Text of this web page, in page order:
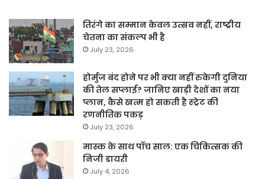
तिरंगे का सम्मान केवल उत्सव नहीं, राष्ट्रीय
चेतना का संकल्प भी है
July 23, 2026
होर्मुज बंद होने पर भी क्या नहीं रुकेगी दुनिया
की तेल सप्लाई? जानिए खाड़ी देशों का नया
प्लान, कैसे खत्म हो सकती है स्ट्रेट की
रणनीतिक पकड़
July 23, 2026
मास्क के साथ पॉच साल: एक चिकित्सक की
निजी डायरी
July 4, 2026